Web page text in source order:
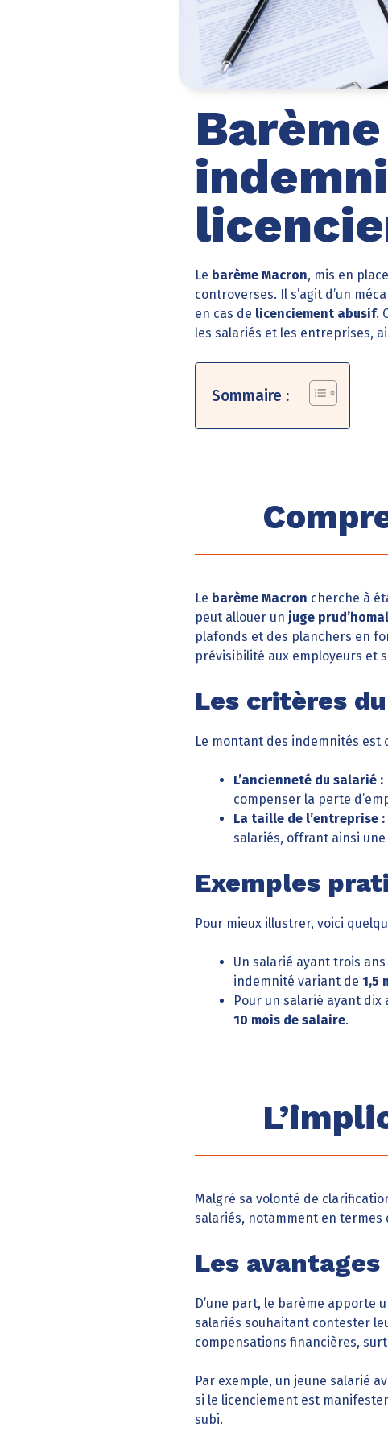
Le barème Macron, mis en
controverses. Il s’agit d’un
en cas de licenciement abusif.
les salariés et les entreprises,
Sommaire :
Le barème Macron cherche à
peut allouer un juge prud’homal
plafonds et des planchers en
prévisibilité aux employeurs et
Les critères
Le montant des indemnités
L’ancienneté du salarié :
compenser la perte
La taille de l’entreprise :
salariés, offrant ainsi
Exemples
Pour mieux illustrer, voici
Un salarié ayant trois
indemnité variant de 1,5
Pour un salarié ayant
10 mois de salaire.
Malgré sa volonté de
salariés, notamment en termes
Les
D’une part, le barème apporte
salariés souhaitant contester
compensations financières,
Par exemple, un jeune salarié
si le licenciement est
subi.